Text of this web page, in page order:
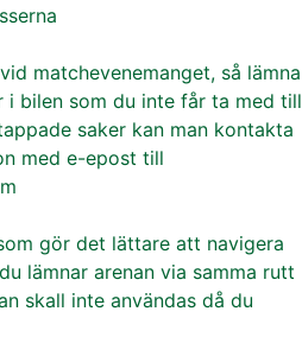
matchevenemanget, så lämna
i bilen som du inte får ta med till
saker kan man kontakta
med e-epost till
gör det lättare att navigera
lämnar arenan via samma rutt
skall inte användas då du